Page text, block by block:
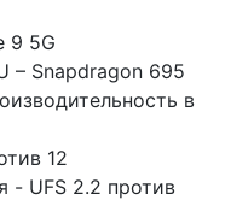
9 5G
– Snapdragon 695
в
12
- UFS 2.2 против